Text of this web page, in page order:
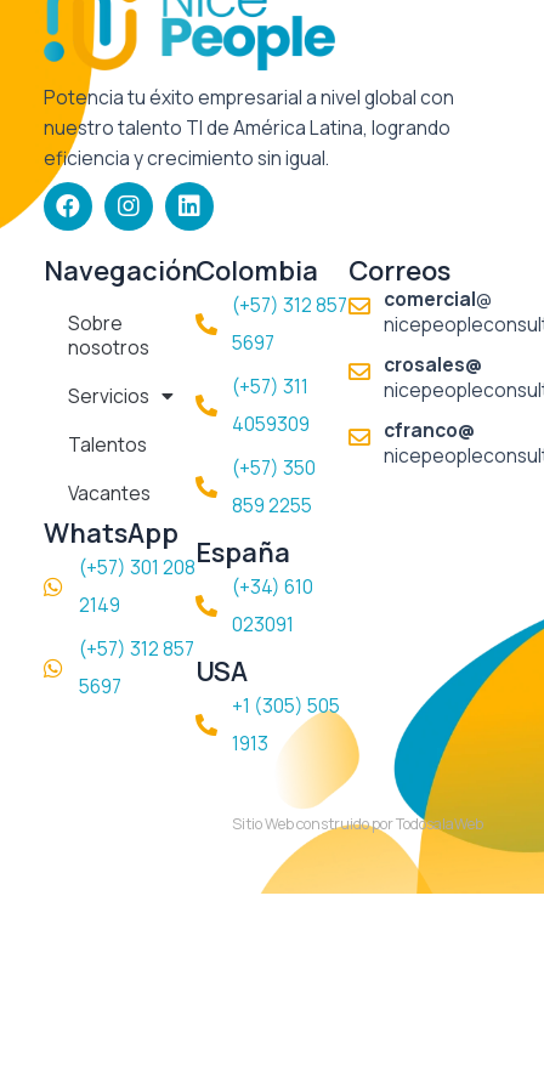
Potencia tu éxito empresarial a nivel global con
nuestro talento TI de América Latina, logrando
eficiencia y crecimiento sin igual.
F
a
c
e
b
o
o
k
I
n
s
t
a
r
a
m
L
i
n
k
e
d
Navegación
Sobre
nosotros
Servicios
Talentos
Vacantes
WhatsApp
(+57) 301 208
2149
(+57) 312 857
5697
Colombia
(+57) 312 857
5697​
(+57) 311
4059309
(+57) 350
859 2255
España
(+34) 610
023091
USA
+1 (305) 505
1913
Correos
comercial@
crosales@
cfranco@
Sitio Web construido por TodosalaWeb